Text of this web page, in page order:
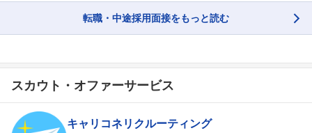
転職・中途採用面接をもっと読む
スカウト・オファーサービス
キャリコネリクルーティング